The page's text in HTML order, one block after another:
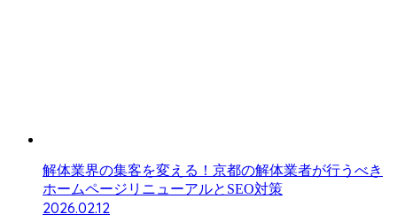
解体業界の集客を変える！京都の解体業者が行うべき
ホームページリニューアルとSEO対策
2026.02.12